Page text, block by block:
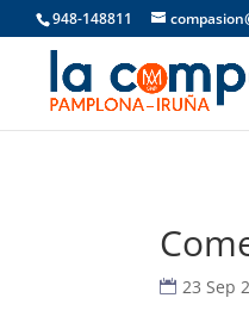
948-148811
23 Sep